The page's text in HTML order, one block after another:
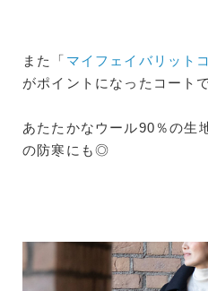
また「 マイフェイバリット
がポイントになったコートで
あたたかなウール90％の生
の防寒にも◎